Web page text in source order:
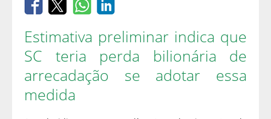
Estimativa preliminar indica que
SC teria perda bilionária de
arrecadação se adotar essa
medida